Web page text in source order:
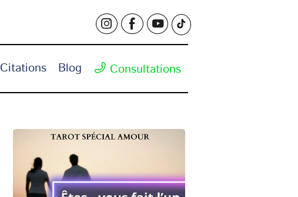
Citations Blog Consultations